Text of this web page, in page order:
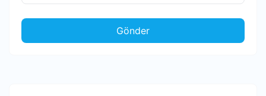
Gönder